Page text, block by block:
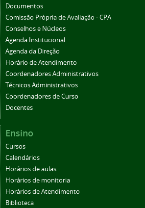
Documentos
Comissão Própria de Avaliação - CPA
Conselhos e Núcleos
Agenda Institucional
Agenda da Direção
Horário de Atendimento
Coordenadores Administrativos
Técnicos Administrativos
Coordenadores de Curso
Docentes
Ensino
Cursos
Calendários
Horários de aulas
Horários de monitoria
Horários de Atendimento
Biblioteca